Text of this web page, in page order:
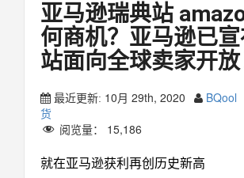
亚马逊瑞典站
何商机？亚马逊已
站面向全球卖家开放
最近更新: 10月 29th, 2020 BQool
货
阅览量： 15,186
就在亚马逊获利再创历史新高